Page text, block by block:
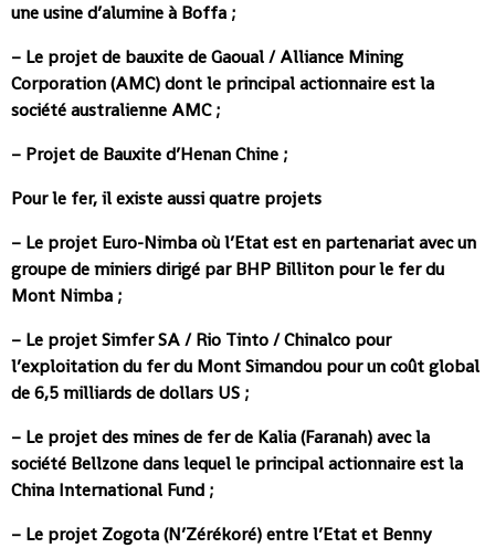
une usine d’alumine à Boffa ;
– Le projet de bauxite de Gaoual / Alliance Mining
Corporation (AMC) dont le principal actionnaire est la
société australienne AMC ;
– Projet de Bauxite d’Henan Chine ;
Pour le fer, il existe aussi quatre projets
– Le projet Euro-Nimba où l’Etat est en partenariat avec un
groupe de miniers dirigé par BHP Billiton pour le fer du
Mont Nimba ;
– Le projet Simfer SA / Rio Tinto / Chinalco pour
l’exploitation du fer du Mont Simandou pour un coût global
de 6,5 milliards de dollars US ;
– Le projet des mines de fer de Kalia (Faranah) avec la
société Bellzone dans lequel le principal actionnaire est la
China International Fund ;
– Le projet Zogota (N’Zérékoré) entre l’Etat et Benny